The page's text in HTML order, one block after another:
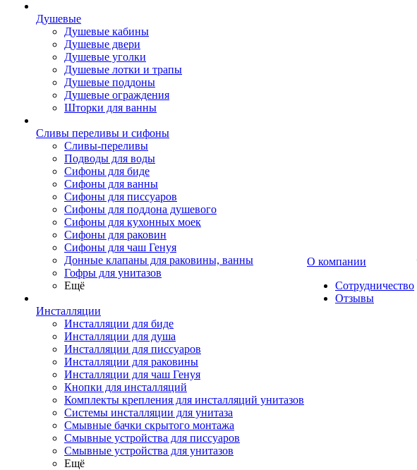
Душевые
Душевые кабины
Душевые двери
Душевые уголки
Душевые лотки и трапы
Душевые поддоны
Душевые ограждения
Шторки для ванны
Сливы переливы и сифоны
Сливы-переливы
Подводы для воды
Сифоны для биде
Сифоны для ванны
Сифоны для писсуаров
Сифоны для поддона душевого
Сифоны для кухонных моек
Сифоны для раковин
Сифоны для чаш Генуя
Донные клапаны для раковины, ванны
Гофры для унитазов
Ещё
Инсталляции
Инсталляции для биде
Инсталляции для душа
Инсталляции для писсуаров
Инсталляции для раковины
Инсталляции для чаш Генуя
Кнопки для инсталляций
Комплекты крепления для инсталляций унитазов
Системы инсталляции для унитаза
Смывные бачки скрытого монтажа
Смывные устройства для писсуаров
Смывные устройства для унитазов
Ещё
О компании
Сотрудничество
Отзывы